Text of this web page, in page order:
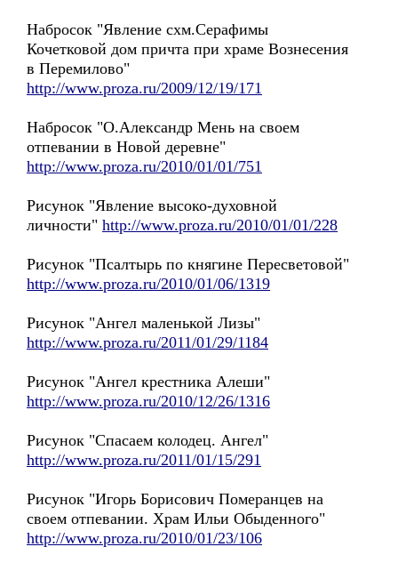
Набросок "Явление схм.Серафимы
Кочетковой дом причта при храме Вознесения
в Перемилово"
http://www.proza.ru/2009/12/19/171
Набросок "О.Александр Мень на своем
отпевании в Новой деревне"
http://www.proza.ru/2010/01/01/751
Рисунок "Явление высоко-духовной
личности" http://www.proza.ru/2010/01/01/228
Рисунок "Псалтырь по княгине Пересветовой"
http://www.proza.ru/2010/01/06/1319
Рисунок "Ангел маленькой Лизы"
http://www.proza.ru/2011/01/29/1184
Рисунок "Ангел крестника Алеши"
http://www.proza.ru/2010/12/26/1316
Рисунок "Спасаем колодец. Ангел"
http://www.proza.ru/2011/01/15/291
Рисунок "Игорь Борисович Померанцев на
своем отпевании. Храм Ильи Обыденного"
http://www.proza.ru/2010/01/23/106